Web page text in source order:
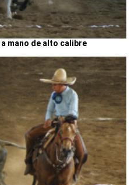
a mano de alto calibre